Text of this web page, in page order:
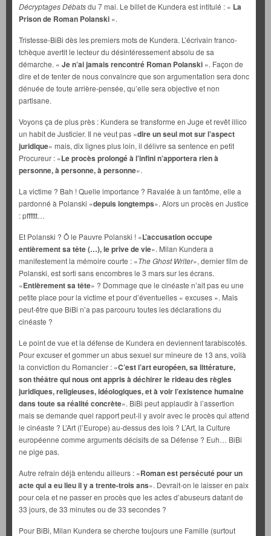
Décryptages Débatsdu 7 mai. Le billet de Kundera est intitulé : « La
Prison de Roman Polanski ».
Tristesse-BiBi dès les premiers mots de Kundera. L’écrivain franco-
tchèque avertit le lecteur du désintéressement absolu de sa
démarche. « Je n’ai jamais rencontré Roman Polanski ». Façon de
dire et de tenter de nous convaincre que son argumentation sera donc
dénuée de toute arrière-pensée, qu’elle sera objective et non
partisane.
Voyons ça de plus près : Kundera se transforme en Juge et revêt illico
un habit de Justicier. Il ne veut pas «dire un seul mot sur l’aspect
juridique» mais, dix lignes plus loin, il délivre sa sentence en petit
Procureur : «Le procès prolongé à l’infini n’apportera rien à
personne, à personne, à personne».
La victime ? Bah ! Quelle importance ? Ravalée à un fantôme, elle a
pardonné à Polanski «depuis longtemps». Alors un procès en Justice
: pfffttt…
Et Polanski ? Ô le Pauvre Polanski ! «L’accusation occupe
entièrement sa tête (…), le prive de vie». Milan Kundera a
manifestement la mémoire courte : «The Ghost Writer», dernier film de
Polanski, est sorti sans encombres le 3 mars sur les écrans.
«Entièrement sa tête» ? Dommage que le cinéaste n’ait pas eu une
petite place pour la victime et pour d’éventuelles « excuses ». Mais
peut-être que BiBi n’a pas parcouru toutes les déclarations du
cinéaste ?
Le point de vue et la défense de Kundera en deviennent tarabiscotés.
Pour excuser et gommer un abus sexuel sur mineure de 13 ans, voilà
la conviction du Romancier : «C’est l’art européen, sa littérature,
son théâtre qui nous ont appris à déchirer le rideau des règles
juridiques, religieuses, idéologiques, et à voir l’existence humaine
dans toute sa réalité concrète». BiBi peut applaudir à l’assertion
mais se demande quel rapport peut-il y avoir avec le procès qui attend
le cinéaste ? L’Art (l’Europe) au-dessus des lois ? L’Art, la Culture
européenne comme arguments décisifs de sa Défense ? Euh… BiBi
ne pige pas.
Autre refrain déjà entendu ailleurs : «Roman est persécuté pour un
acte qui a eu lieu il y a trente-trois ans». Devrait-on le laisser en paix
pour cela et ne passer en procès que les actes d’abuseurs datant de
33 jours, de 33 minutes ou de 33 secondes ?
Pour BiBi, Milan Kundera se cherche toujours une Famille (surtout